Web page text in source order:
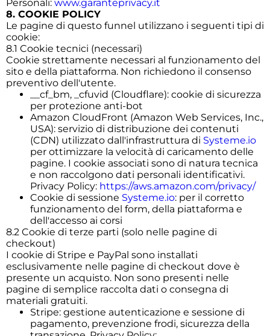
Personali: www.garanteprivacy.it
8. COOKIE POLICY
Le pagine di questo funnel utilizzano i seguenti tipi di
cookie:
8.1 Cookie tecnici (necessari)
Cookie strettamente necessari al funzionamento del
sito e della piattaforma. Non richiedono il consenso
preventivo dell'utente.
__cf_bm, _cfuvid (Cloudflare): cookie di sicurezza
per protezione anti-bot
Amazon CloudFront (Amazon Web Services, Inc.,
USA): servizio di distribuzione dei contenuti
(CDN) utilizzato dall'infrastruttura di Systeme.io
per ottimizzare la velocità di caricamento delle
pagine. I cookie associati sono di natura tecnica
e non raccolgono dati personali identificativi.
Privacy Policy: https://aws.amazon.com/privacy/
Cookie di sessione Systeme.io: per il corretto
funzionamento del form, della piattaforma e
dell'accesso ai corsi
8.2 Cookie di terze parti (solo nelle pagine di
checkout)
I cookie di Stripe e PayPal sono installati
esclusivamente nelle pagine di checkout dove è
presente un acquisto. Non sono presenti nelle
pagine di semplice raccolta dati o consegna di
materiali gratuiti.
Stripe: gestione autenticazione e sessione di
pagamento, prevenzione frodi, sicurezza della